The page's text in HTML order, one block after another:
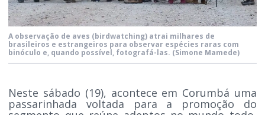
A observação de aves (birdwatching) atrai milhares de
brasileiros e estrangeiros para observar espécies raras com
binóculo e, quando possível, fotografá-las. (Simone Mamede)
Neste sábado (19), acontece em Corumbá uma
passarinhada voltada para a promoção do